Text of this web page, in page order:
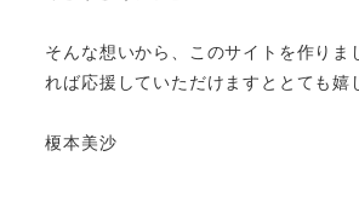
そんな想いから、このサイトを作りま
れば応援していただけますととても嬉
榎本美沙